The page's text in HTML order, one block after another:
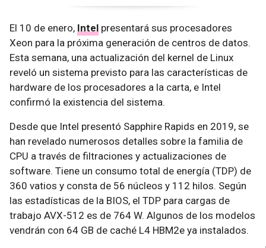
El 10 de enero, Intel presentará sus procesadores
Xeon para la próxima generación de centros de datos.
Esta semana, una actualización del kernel de Linux
reveló un sistema previsto para las características de
hardware de los procesadores a la carta, e Intel
confirmó la existencia del sistema.
Desde que Intel presentó Sapphire Rapids en 2019, se
han revelado numerosos detalles sobre la familia de
CPU a través de filtraciones y actualizaciones de
software. Tiene un consumo total de energía (TDP) de
360 vatios y consta de 56 núcleos y 112 hilos. Según
las estadísticas de la BIOS, el TDP para cargas de
trabajo AVX-512 es de 764 W. Algunos de los modelos
vendrán con 64 GB de caché L4 HBM2e ya instalados.